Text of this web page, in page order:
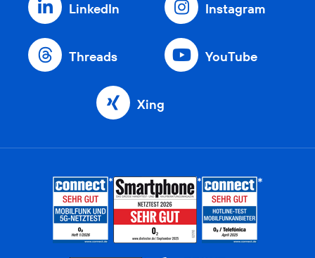
LinkedIn Instagram
Threads YouTube
Xing